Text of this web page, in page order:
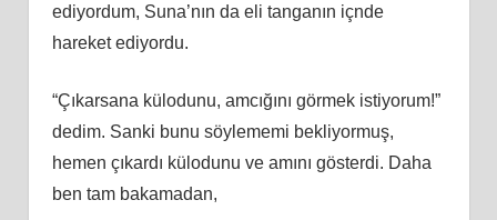
ediyordum, Suna’nın da eli tanganın içnde
hareket ediyordu.
“Çıkarsana külodunu, amcığını görmek istiyorum!”
dedim. Sanki bunu söylememi bekliyormuş,
hemen çıkardı külodunu ve amını gösterdi. Daha
ben tam bakamadan,